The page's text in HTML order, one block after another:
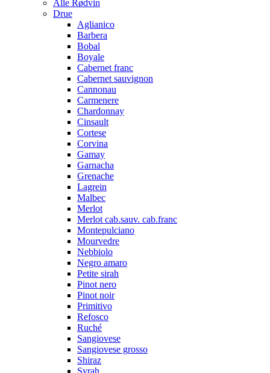
Alle Rødvin
Drue
Aglianico
Barbera
Bobal
Boyale
Cabernet franc
Cabernet sauvignon
Cannonau
Carmenere
Chardonnay
Cinsault
Cortese
Corvina
Gamay
Garnacha
Grenache
Lagrein
Malbec
Merlot
Merlot cab.sauv. cab.franc
Montepulciano
Mourvedre
Nebbiolo
Negro amaro
Petite sirah
Pinot nero
Pinot noir
Primitivo
Refosco
Ruché
Sangiovese
Sangiovese grosso
Shiraz
Syrah